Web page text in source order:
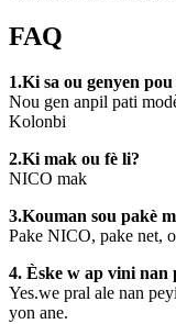
FAQ
1.Ki sa ou genyen
Nou gen anpil pati
Kolonbi
2.Ki mak ou fè li?
NICO mak
3.Kouman sou pakè
Pake NICO, pake net,
4. Èske w ap vini nan
Yes.we pral ale nan
yon ane.